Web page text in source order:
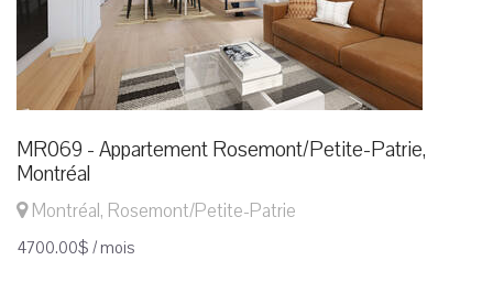
MR069 - Appartement Rosemont/Petite-Patrie,
Montréal
Montréal, Rosemont/Petite-Patrie
4700.00$ / mois